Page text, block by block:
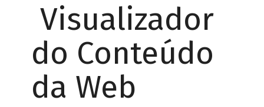
Visualizador
do Conteúdo
da Web